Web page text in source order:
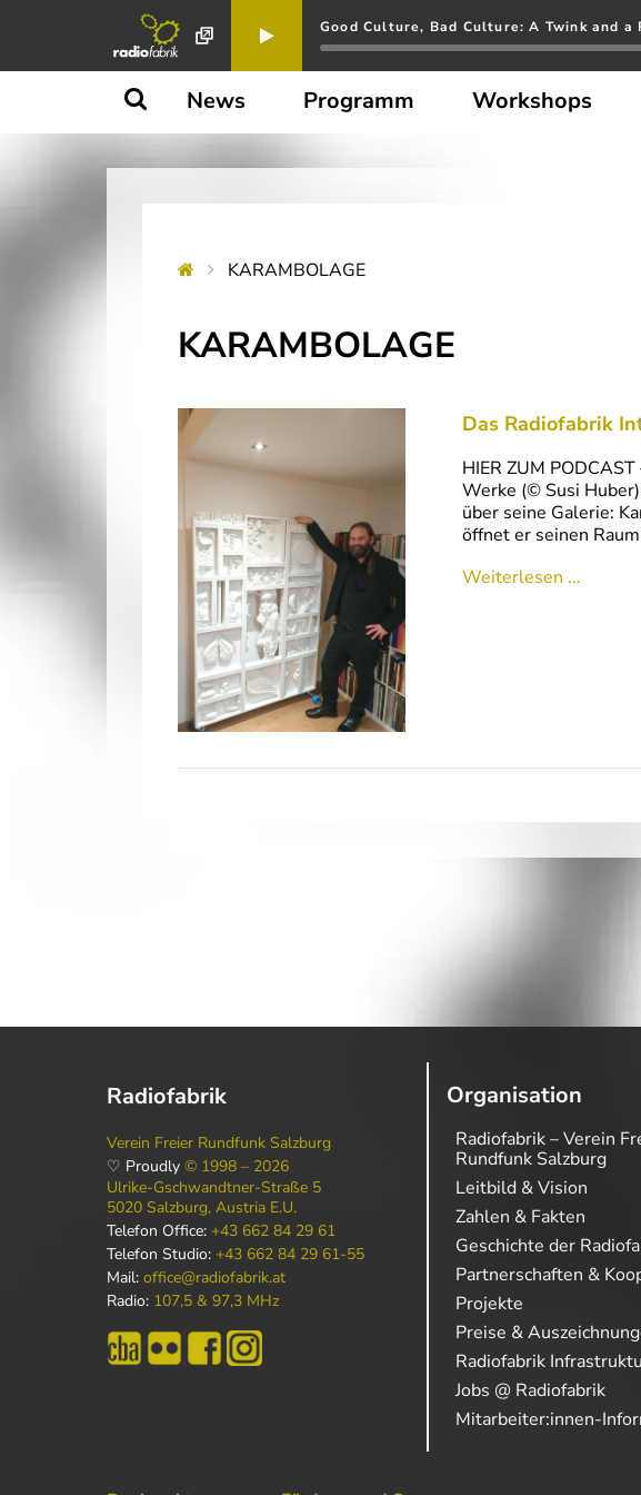
Good Culture, Bad Culture: A Twink and a
News Programm Workshops
KARAMBOLAGE
KARAMBOLAGE
Das Radiofabrik
HIER ZUM
Werke (© Susi
über seine Galerie:
öffnet er seinen
Weiterlesen ...
Radiofabrik
Verein Freier Rundfunk Salzburg
♡ Proudly © 1998 – 2026
Ulrike-Gschwandtner-Straße 5
5020 Salzburg, Austria E.U.
Telefon Office: +43 662 84 29 61
Telefon Studio: +43 662 84 29 61-55
Mail: office@radiofabrik.at
Radio: 107,5 & 97,3 MHz
Organisation
Radiofabrik – Verein
Rundfunk Salzburg
Leitbild & Vision
Zahlen & Fakten
Geschichte der
Partnerschaften &
Projekte
Preise &
Radiofabrik
Jobs @ Radiofabrik
Mitarbeiter:innen-